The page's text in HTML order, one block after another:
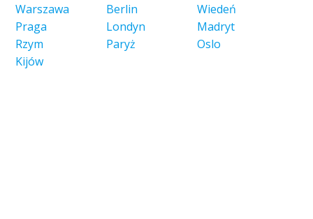
Warszawa Berlin
Wiedeń
Praga
Londyn
Madryt
Rzym
Paryż
Oslo
Kijów